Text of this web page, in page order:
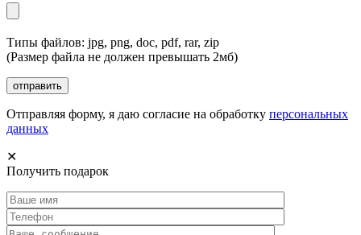
Типы файлов: jpg, png, doc, pdf, rar, zip
(Размер файла не должен превышать 2мб)
Отправляя форму, я даю согласие на обработку персональных
данных
✕
Получить подарок